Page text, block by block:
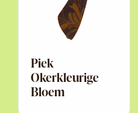
Piek
Okerkleurige
Bloem